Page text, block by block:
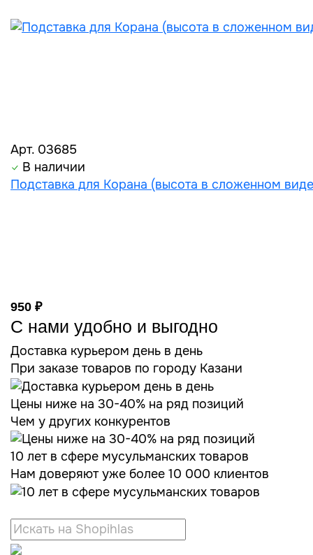
Арт. 03685
В наличии
Подставка для Корана (высота в сложенном
950 ₽
С нами удобно и выгодно
Доставка курьером день в день
При заказе товаров по городу Казани
Цены ниже на 30-40% на ряд позиций
Чем у других конкурентов
10 лет в сфере мусульманских товаров
Нам доверяют уже более 10 000 клиентов